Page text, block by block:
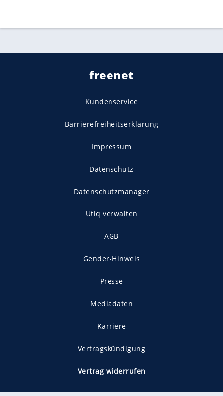
freenet
Kundenservice
Barrierefreiheitserklärung
Impressum
Datenschutz
Datenschutzmanager
Utiq verwalten
AGB
Gender-Hinweis
Presse
Mediadaten
Karriere
Vertragskündigung
Vertrag widerrufen